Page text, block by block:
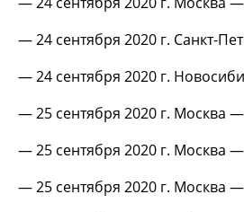
— 24 сентября 2020 г. Санкт-
— 24 сентября 2020 г.
— 25 сентября 2020 г. Москва
— 25 сентября 2020 г. Москва
— 25 сентября 2020 г. Москва